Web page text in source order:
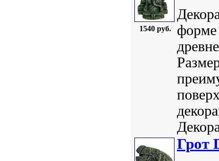
1540 руб.
форме
Грот